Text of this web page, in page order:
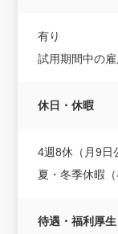
有り
試用期間中の
休日・休暇
4週8休（月9日
夏・冬季休暇
待遇・福利厚生